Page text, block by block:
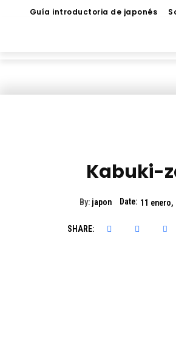
Guía introductoria de japonés
Kabuki-
By: japon Date: 11 enero,
SHARE: